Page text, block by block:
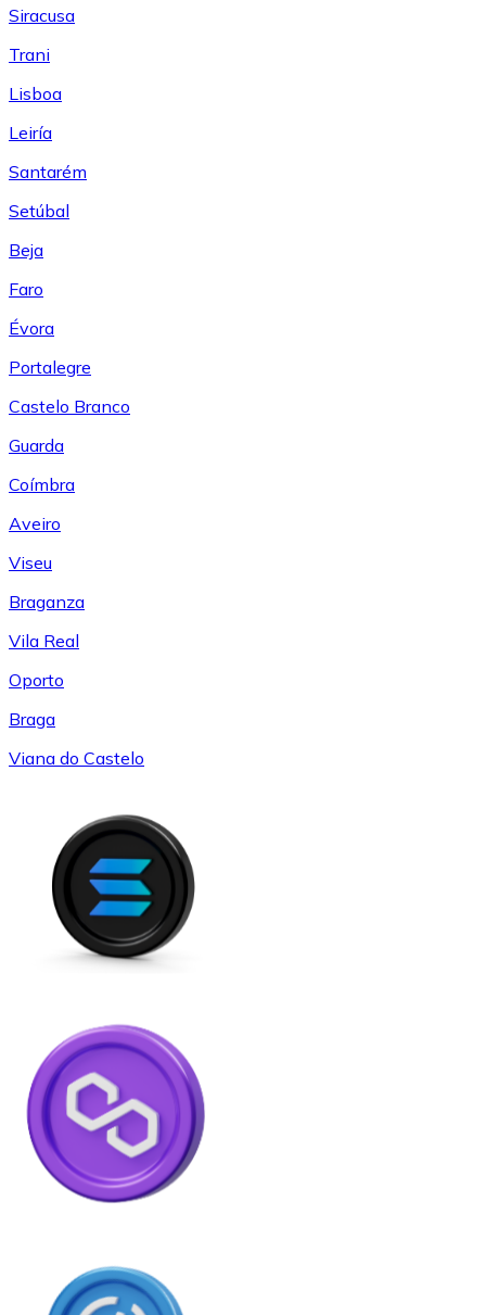
Siracusa
Trani
Lisboa
Leiría
Santarém
Setúbal
Beja
Faro
Évora
Portalegre
Castelo Branco
Guarda
Coímbra
Aveiro
Viseu
Braganza
Vila Real
Oporto
Braga
Viana do Castelo